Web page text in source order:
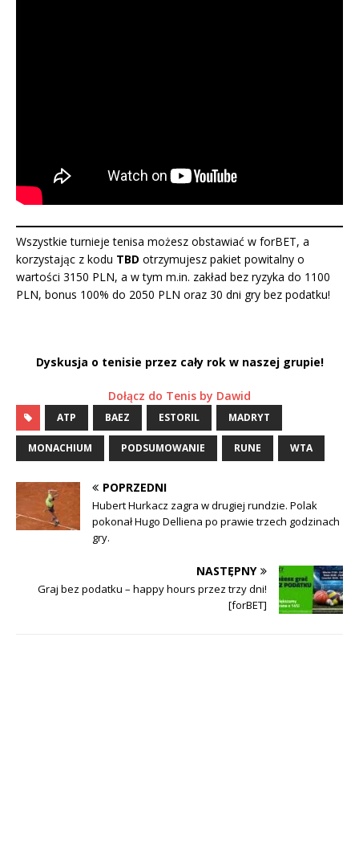
Wszystkie turnieje tenisa możesz obstawiać w forBET, a
korzystając z kodu TBD otrzymujesz pakiet powitalny o
wartości 3150 PLN, a w tym m.in. zakład bez ryzyka do 1100
PLN, bonus 100% do 2050 PLN oraz 30 dni gry bez podatku!
Dyskusja o tenisie przez cały rok w naszej grupie!
Dołącz do Tenis by Dawid
ATP BAEZ ESTORIL MADRYT
MONACHIUM PODSUMOWANIE RUNE WTA
POPRZEDNI
Hubert Hurkacz zagra w drugiej rundzie. Polak
pokonał Hugo Delliena po prawie trzech godzinach
gry.
NASTĘPNY
Graj bez podatku – happy hours przez trzy dni!
[forBET]